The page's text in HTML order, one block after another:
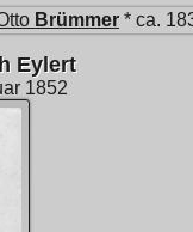
Brümmer * ca.
Eylert
1852